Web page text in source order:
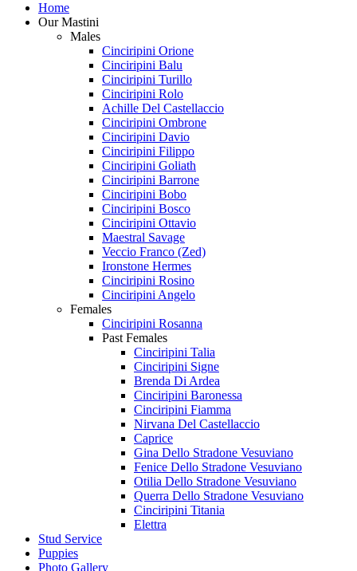
Home
Our Mastini
Males
Cinciripini Orione
Cinciripini Balu
Cinciripini Turillo
Cinciripini Rolo
Achille Del Castellaccio
Cinciripini Ombrone
Cinciripini Davio
Cinciripini Filippo
Cinciripini Goliath
Cinciripini Barrone
Cinciripini Bobo
Cinciripini Bosco
Cinciripini Ottavio
Maestral Savage
Veccio Franco (Zed)
Ironstone Hermes
Cinciripini Rosino
Cinciripini Angelo
Females
Cinciripini Rosanna
Past Females
Cinciripini Talia
Cinciripini Signe
Brenda Di Ardea
Cinciripini Baronessa
Cinciripini Fiamma
Nirvana Del Castellaccio
Caprice
Gina Dello Stradone Vesuviano
Fenice Dello Stradone Vesuviano
Otilia Dello Stradone Vesuviano
Querra Dello Stradone Vesuviano
Cinciripini Titania
Elettra
Stud Service
Puppies
Photo Gallery